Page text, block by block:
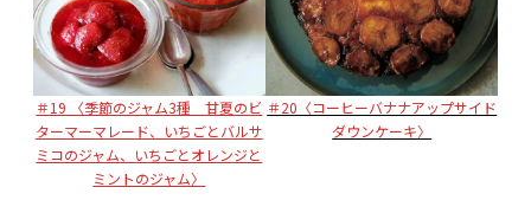
＃19 〈季節のジャム3種 甘夏のビ
ターマーマレード、いちごとバルサ
ミコのジャム、いちごとオレンジと
ミントのジャム〉
＃20〈コーヒーバナナアップサイド
ダウンケーキ〉